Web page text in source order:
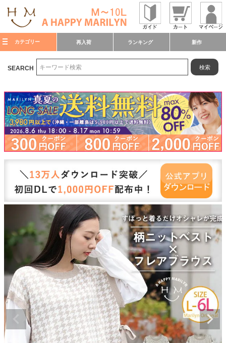
カテゴリー 再入荷 ランキング 新作
SEARCH 検索